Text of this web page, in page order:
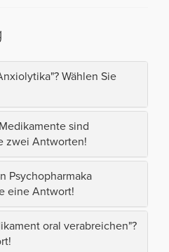
Wählen Sie
sind
zwei Antworten!
Psychopharmaka
eine Antwort!
oral verabreichen"?